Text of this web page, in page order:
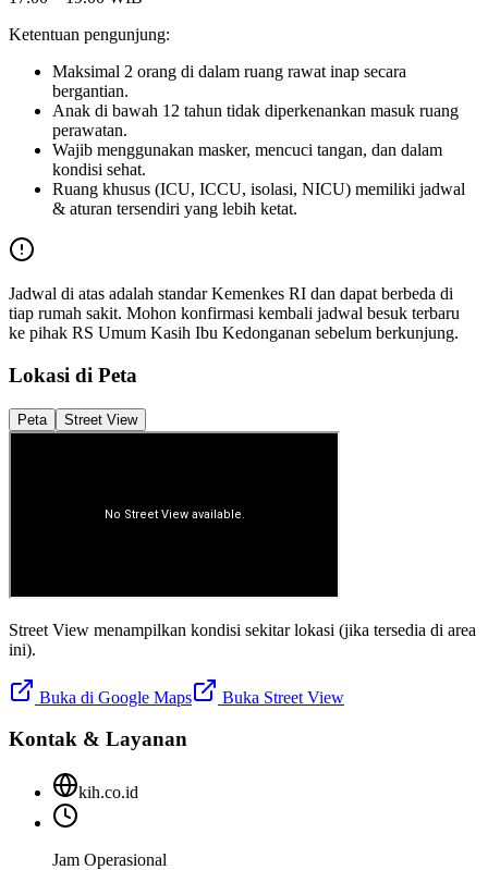
Ketentuan pengunjung:
Maksimal 2 orang di dalam ruang rawat inap secara
bergantian.
Anak di bawah 12 tahun tidak diperkenankan masuk ruang
perawatan.
Wajib menggunakan masker, mencuci tangan, dan dalam
kondisi sehat.
Ruang khusus (ICU, ICCU, isolasi, NICU) memiliki jadwal
& aturan tersendiri yang lebih ketat.
Jadwal di atas adalah standar Kemenkes RI dan dapat berbeda di
tiap rumah sakit. Mohon konfirmasi kembali jadwal besuk terbaru
ke pihak RS Umum Kasih Ibu Kedonganan sebelum berkunjung.
Lokasi di Peta
Peta Street View
Street View menampilkan kondisi sekitar lokasi (jika tersedia di area
ini).
Buka di Google Maps Buka Street View
Kontak & Layanan
kih.co.id
Jam Operasional